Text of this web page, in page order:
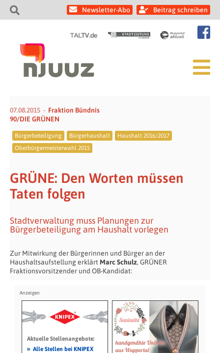
Newsletter-Abo Beitrag schreiben
07.08.2015
Fraktion Bündnis
90/DIE GRÜNEN
Bürgerbeteiligung Bürgerhaushalt
Haushalt 2016/2017
Oberbürgermeisterwahl 2015
GRÜNE: Den Worten müssen
Taten folgen
Stadtverwaltung muss Planungen zur
Bürgerbeteiligung am Haushalt vorlegen
Zur Mitwirkung der Bürgerinnen und Bürger an der
Haushaltsaufstellung erklärt Marc Schulz, GRÜNER
Fraktionsvorsitzender und OB-Kandidat:
Aktuelle Stellenangebote:
» Alle Stellen bei KNIPEX